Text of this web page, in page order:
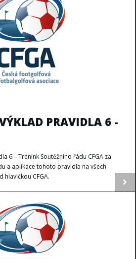
PRAVIDLA 6 -
6 – Trénink Soutěžního řádu CFGA za
a aplikace tohoto pravidla na všech
CFGA.